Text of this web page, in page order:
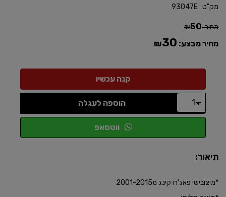
מק"ט :93047E
מחיר: ₪50
מחיר מבצע: ₪30
הוספה לעגלה
ווטסאפ
תיאור:
*מיצובישי פאג'רו קינג מ2001-2015